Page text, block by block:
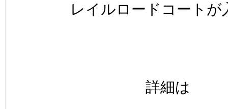
レイルロードコートが
詳細は